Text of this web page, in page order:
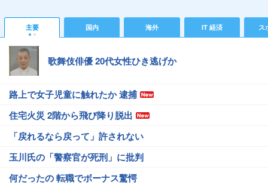
主要 国内 海外 IT 経済 ス
歌舞伎俳優 20代女性ひき逃げか
路上で女子児童に触れたか 逮捕
住宅火災 2階から飛び降り脱出
「戻れるなら戻って」許されない
玉川氏の「警察官が死刑」に批判
何だったの 転職でボーナス驚愕